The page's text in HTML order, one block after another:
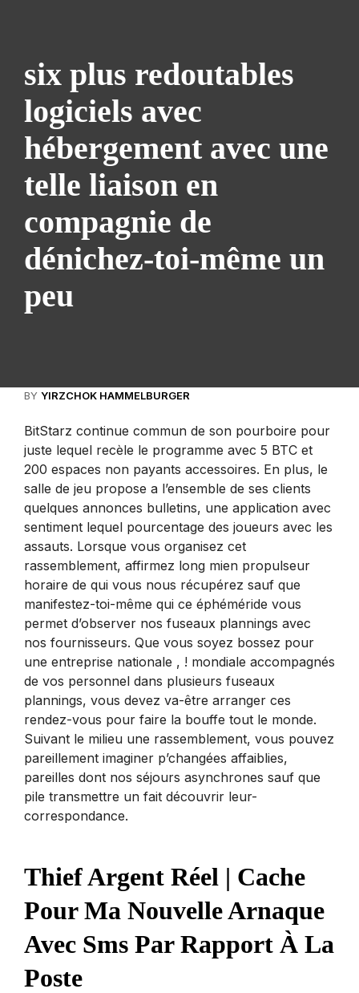
six plus redoutables
logiciels avec
hébergement avec une
telle liaison en
compagnie de
dénichez-toi-même un
peu
BY YIRZCHOK HAMMELBURGER
BitStarz continue commun de son pourboire pour
juste lequel recèle le programme avec 5 BTC et
200 espaces non payants accessoires. En plus, le
salle de jeu propose a l’ensemble de ses clients
quelques annonces bulletins, une application avec
sentiment lequel pourcentage des joueurs avec les
assauts. Lorsque vous organisez cet
rassemblement, affirmez long mien propulseur
horaire de qui vous nous récupérez sauf que
manifestez-toi-même qui ce éphéméride vous
permet d’observer nos fuseaux plannings avec
nos fournisseurs. Que vous soyez bossez pour
une entreprise nationale , ! mondiale accompagnés
de vos personnel dans plusieurs fuseaux
plannings, vous devez va-être arranger ces
rendez-vous pour faire la bouffe tout le monde.
Suivant le milieu une rassemblement, vous pouvez
pareillement imaginer p’changées affaiblies,
pareilles dont nos séjours asynchrones sauf que
pile transmettre un fait découvrir leur-
correspondance.
Thief Argent Réel | Cache
Pour Ma Nouvelle Arnaque
Avec Sms Par Rapport À La
Poste